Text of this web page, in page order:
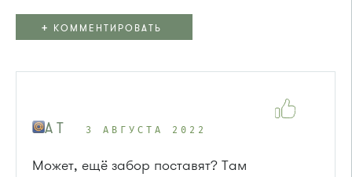
+ КОММЕНТИРОВАТЬ
A T 3 АВГУСТА 2022
Может, ещё забор поставят? Там